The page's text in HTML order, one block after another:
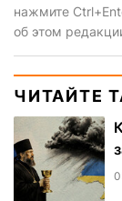
нажмите
об этом
ЧИТАЙТЕ